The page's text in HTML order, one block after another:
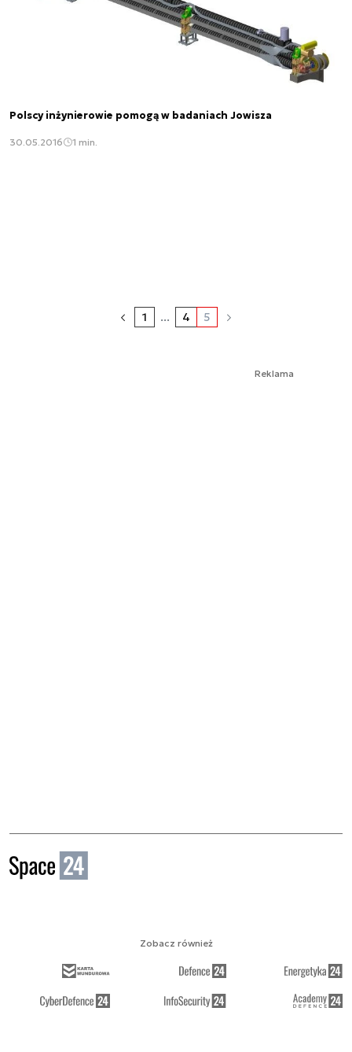
Polscy inżynierowie pomogą w badaniach Jowisza
30.05.2016 1 min.
1 ... 4 5
Reklama
Zobacz również